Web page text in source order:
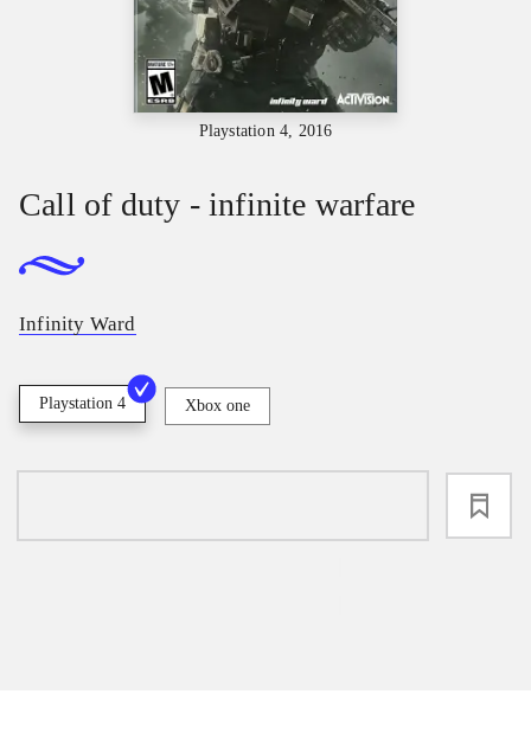
Playstation 4, 2016
Call of duty - infinite warfare
Infinity Ward
Playstation 4 Xbox one